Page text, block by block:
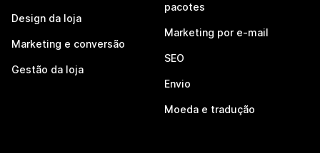
Design da loja
Marketing e conversão
Gestão da loja
pacotes
Marketing por e-mail
SEO
Envio
Moeda e tradução